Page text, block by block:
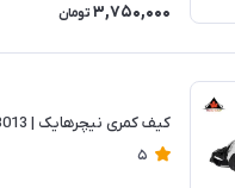
3,750,000 تومان
کیف کمری نیچرهایک | CNK2300BB013
5